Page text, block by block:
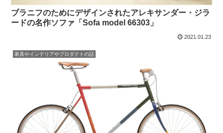
ブラニフのためにデザインされたアレキサンダー・ジラ
ードの名作ソファ「Sofa model 66303」
2021.01.23
家具やインテリアやプロダクトの話